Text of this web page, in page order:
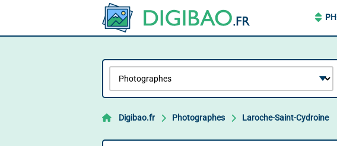
Digibao.fr Photographes Laroche-Saint-Cydroine